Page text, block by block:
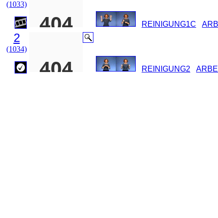
(1033)
REINIGUNG1C
2
(1034)
REINIGUNG2